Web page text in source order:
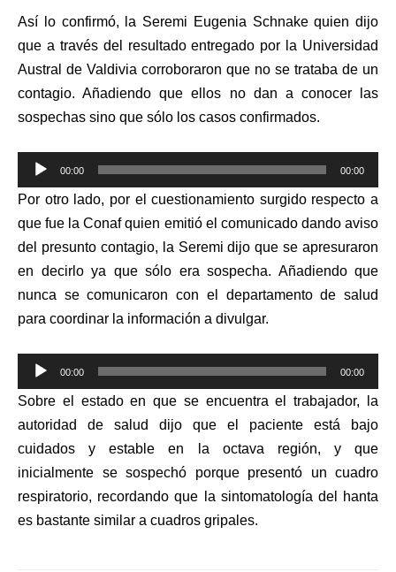
Así lo confirmó, la Seremi Eugenia Schnake quien dijo
que a través del resultado entregado por la Universidad
Austral de Valdivia corroboraron que no se trataba de un
contagio. Añadiendo que ellos no dan a conocer las
sospechas sino que sólo los casos confirmados.
Reproductor
de
audio
00:00 00:00
Por otro lado, por el cuestionamiento surgido respecto a
que fue la Conaf quien emitió el comunicado dando aviso
del presunto contagio, la Seremi dijo que se apresuraron
en decirlo ya que sólo era sospecha. Añadiendo que
nunca se comunicaron con el departamento de salud
para coordinar la información a divulgar.
Reproductor
de
audio
00:00 00:00
Sobre el estado en que se encuentra el trabajador, la
autoridad de salud dijo que el paciente está bajo
cuidados y estable en la octava región, y que
inicialmente se sospechó porque presentó un cuadro
respiratorio, recordando que la sintomatología del hanta
es bastante similar a cuadros gripales.